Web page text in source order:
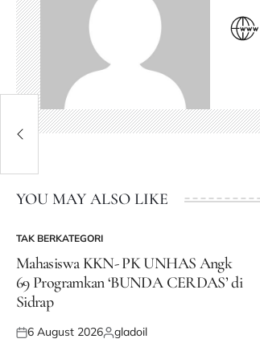
YOU MAY ALSO LIKE
POSTED
IN
TAK BERKATEGORI
Mahasiswa KKN- PK UNHAS Angk
69 Programkan ‘BUNDA CERDAS’ di
Sidrap
Posted
6 August 2026Posted
gladoil